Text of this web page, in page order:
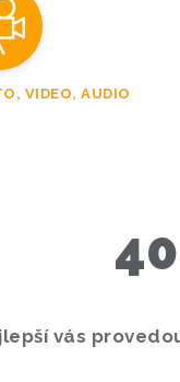
VIDEO, AUDIO
vás